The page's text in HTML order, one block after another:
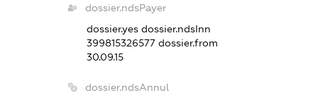
dossier.ndsPayer
dossier.yesdossier.ndsInn
399815326577dossier.from
30.09.15
dossier.ndsAnnul